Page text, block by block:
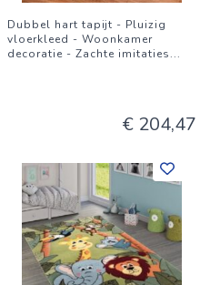
Dubbel hart tapijt - Pluizig
vloerkleed - Woonkamer
decoratie - Zachte imitaties...
€ 204,47